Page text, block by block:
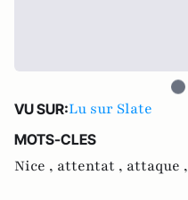
VU SUR:Lu sur Slate
MOTS-CLES
Nice , attentat , attaque ,